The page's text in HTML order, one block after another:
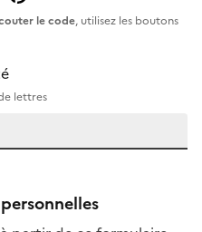
le code, utilisez les boutons
lettres